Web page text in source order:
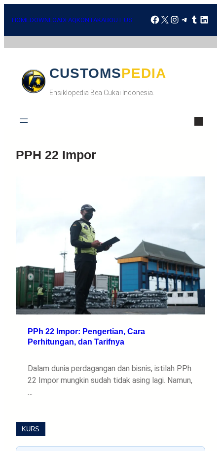
HOMEDOWNLOADFAQKONTAKABOUT US
CUSTOMSPEDIA
Ensiklopedia Bea Cukai Indonesia.
PPH 22 Impor
PPh 22 Impor: Pengertian, Cara
Perhitungan, dan Tarifnya
Dalam dunia perdagangan dan bisnis, istilah PPh
22 Impor mungkin sudah tidak asing lagi. Namun,
…
KURS